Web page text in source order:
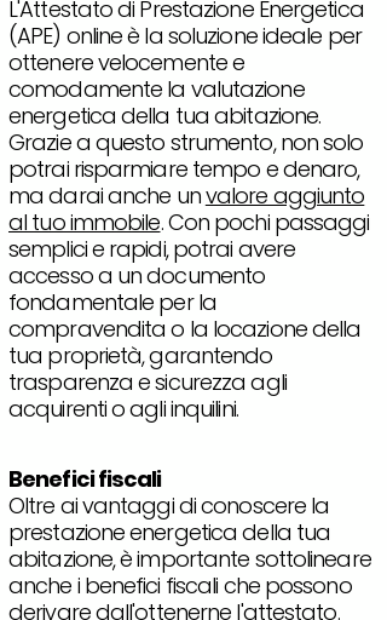
L'Attestato di Prestazione Energetica
(APE) online è la soluzione ideale per
ottenere velocemente e
comodamente la valutazione
energetica della tua abitazione.
Grazie a questo strumento, non solo
potrai risparmiare tempo e denaro,
ma darai anche unvalore aggiunto
al tuo immobile. Con pochi passaggi
semplici e rapidi, potrai avere
accesso a un documento
fondamentale per la
compravendita o la locazione della
tua proprietà, garantendo
trasparenza e sicurezza agli
acquirenti o agli inquilini.
Benefici fiscali
Oltre ai vantaggi di conoscere la
prestazione energetica della tua
abitazione, è importante sottolineare
anche i benefici fiscali che possono
derivare dall'ottenerne l'attestato.